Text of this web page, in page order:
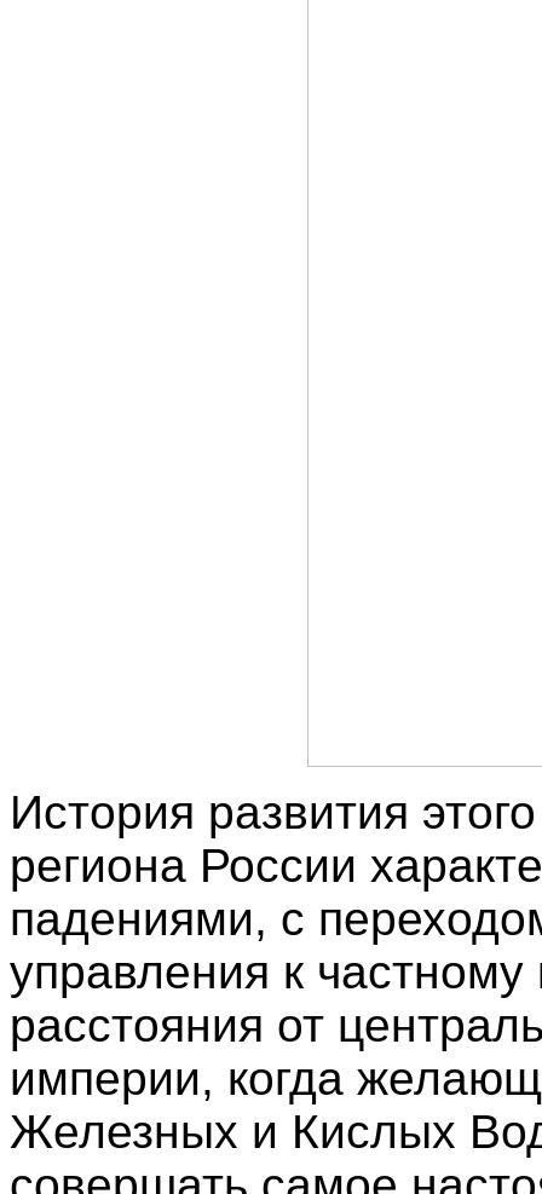
История развития
региона России
падениями, с
управления к частному
расстояния от
империи, когда
Железных и Кислых